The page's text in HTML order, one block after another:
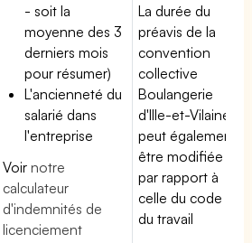
- soit la
moyenne des 3
derniers mois
pour résumer)
L'ancienneté du
salarié dans
l'entreprise
Voirnotre
calculateur
d'indemnités de
licenciement
La durée du
préavis de la
convention
collective
Boulangerie
d'Ille-et-Vilaine
peut également
être modifiée
par rapport à
celle du code
du travail